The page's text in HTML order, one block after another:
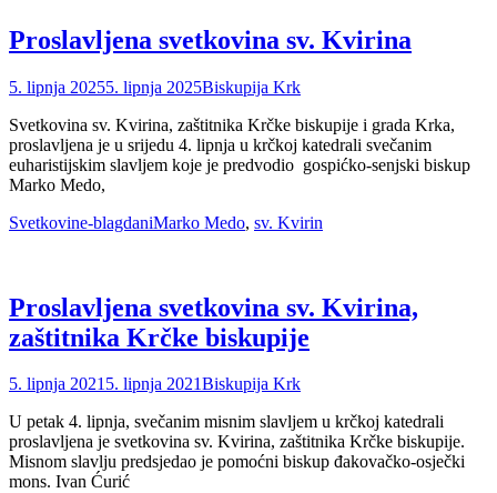
Proslavljena svetkovina sv. Kvirina
Posted
5. lipnja 20255. lipnja 2025Author
Biskupija Krk
Svetkovina sv. Kvirina, zaštitnika Krčke biskupije i grada Krka,
proslavljena je u srijedu 4. lipnja u krčkoj katedrali svečanim
euharistijskim slavljem koje je predvodio gospićko-senjski biskup
Marko Medo,
Categories
Svetkovine-blagdaniTags
Marko Medo, sv. Kvirin
Proslavljena svetkovina sv. Kvirina,
zaštitnika Krčke biskupije
Posted
5. lipnja 20215. lipnja 2021Author
Biskupija Krk
U petak 4. lipnja, svečanim misnim slavljem u krčkoj katedrali
proslavljena je svetkovina sv. Kvirina, zaštitnika Krčke biskupije.
Misnom slavlju predsjedao je pomoćni biskup đakovačko-osječki
mons. Ivan Ćurić